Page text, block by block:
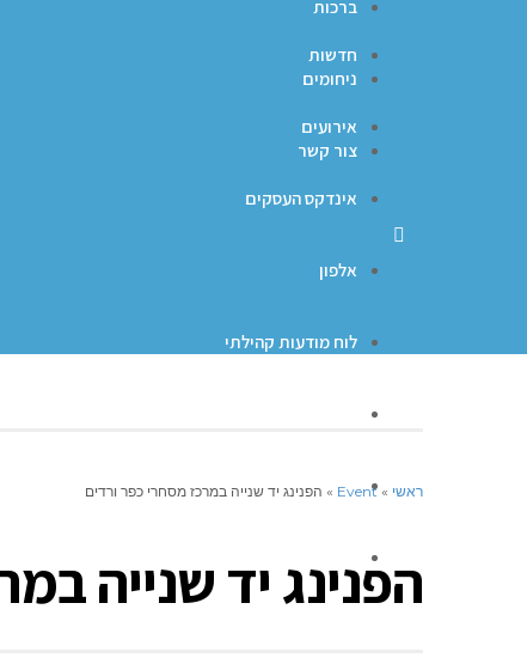
ברכות
ניחומים
צור קשר
חדשות
אירועים
אינדקס העסקים
אלפון
לוח מודעות קהילתי
ניחומים ראשי »
Event
» הפנינג יד שנייה במרכז מסחרי כפר ורדים
הפנינג יד שנייה